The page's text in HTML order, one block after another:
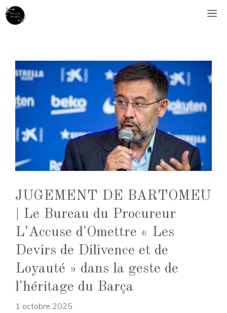
Aller
au
JUGEMENT DE BARTOMEU
| Le Bureau du Procureur
L'Accuse d'Omettre « Les
Devirs de Dilivence et de
Loyauté » dans la geste de
l'héritage du Barça
1 octobre 2025